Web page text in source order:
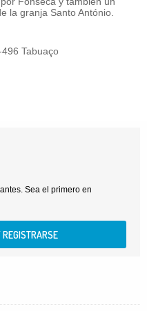
la granja Santo António.
Tabuaço
Sea el primero en